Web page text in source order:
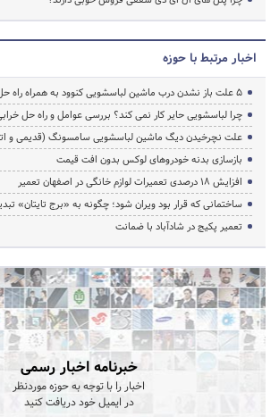
اخبار مرتبط با حوزه
5 علت باز نشدن درب ماشین لباسشویی کنوود به همراه راه حل
چرا لباسشویی حایر کار نمی کند؟ بررسی عوامل و راه حل
علت نچرخیدن دیگ ماشین لباسشویی سامسونگ (قدیمی و
بازسازی بدنه خودروهای لوکس بدون افت قیمت
افزایش ۱۸ درصدی تعمیرات لوازم خانگی در اصفهان تعمیر
ساختمانی که قرار بود ویران شود؛ چگونه به «برج تایتان»
تعمیر پکیج در شادآباد با ضمانت
خبرنامه اخبار رسمی
اخبار را با توجه به حوزه موردنظر
در ایمیل خود دریافت کنید